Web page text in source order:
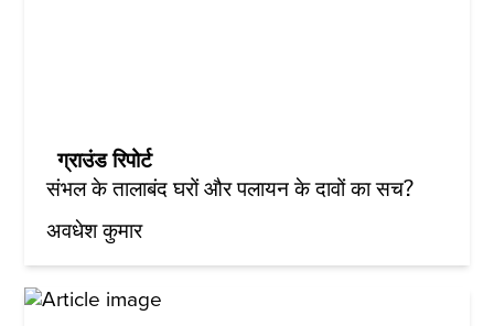
ग्राउंड रिपोर्ट
संभल के तालाबंद घरों और पलायन के दावों का सच?
अवधेश कुमार